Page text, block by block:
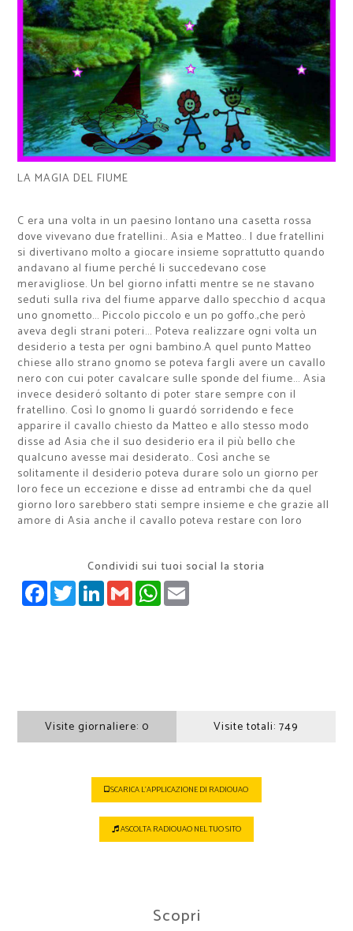
LA MAGIA DEL FIUME
C era una volta in un paesino lontano una casetta rossa
dove vivevano due fratellini.. Asia e Matteo.. I due fratellini
si divertivano molto a giocare insieme soprattutto quando
andavano al fiume perché li succedevano cose
meravigliose. Un bel giorno infatti mentre se ne stavano
seduti sulla riva del fiume apparve dallo specchio d acqua
uno gnometto... Piccolo piccolo e un po goffo.,che però
aveva degli strani poteri... Poteva realizzare ogni volta un
desiderio a testa per ogni bambino.A quel punto Matteo
chiese allo strano gnomo se poteva fargli avere un cavallo
nero con cui poter cavalcare sulle sponde del fiume... Asia
invece desideró soltanto di poter stare sempre con il
fratellino. Così lo gnomo li guardó sorridendo e fece
apparire il cavallo chiesto da Matteo e allo stesso modo
disse ad Asia che il suo desiderio era il più bello che
qualcuno avesse mai desiderato.. Così anche se
solitamente il desiderio poteva durare solo un giorno per
loro fece un eccezione e disse ad entrambi che da quel
giorno loro sarebbero stati sempre insieme e che grazie all
amore di Asia anche il cavallo poteva restare con loro
Condividi sui tuoi social la storia
FACEBOOK
TWITTERLINKEDIN
GMAILWHATSAPP
Visite giornaliere: 0 Visite totali:749
SCARICA L'APPLICAZIONE DI RADIOUAO
ASCOLTA RADIOUAO NEL TUO SITO
Scopri